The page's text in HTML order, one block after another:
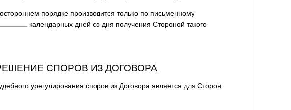
порядке производится только по письменному
календарных дней со дня получения Стороной такого
СПОРОВ ИЗ ДОГОВОРА
урегулирования споров из Договора является для Сторон